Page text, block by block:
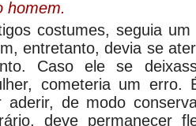
homem.
costumes, seguia
entretanto, devia se
Caso ele se
cometeria um erro.
aderir, de modo
deve permanecer